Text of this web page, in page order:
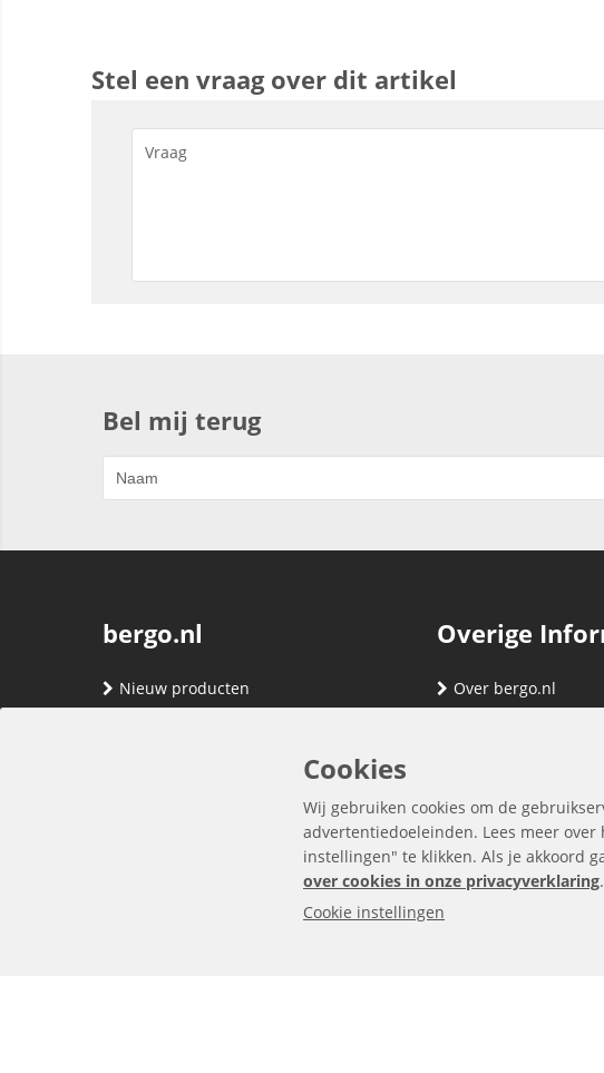
Stel een vraag over dit artikel
Bel mij terug
bergo.nl
Nieuw producten
Overige
Over bergo.nl
Algemene
Privacyverklaring
Cookies
Wij gebruiken cookies om de
advertentiedoeleinden. Lees meer
instellingen" te klikken. Als je akkoord
over cookies in onze privacyverklaring.
Cookie instellingen